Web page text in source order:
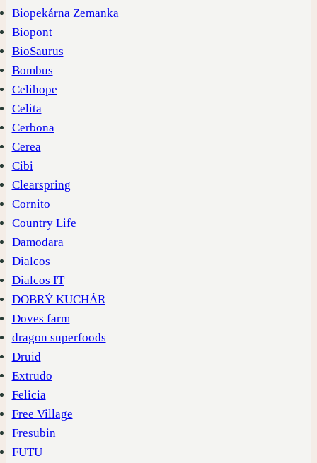
Biopekárna Zemanka
Biopont
BioSaurus
Bombus
Celihope
Celita
Cerbona
Cerea
Cibi
Clearspring
Cornito
Country Life
Damodara
Dialcos
Dialcos IT
DOBRÝ KUCHÁR
Doves farm
dragon superfoods
Druid
Extrudo
Felicia
Free Village
Fresubin
FUTU